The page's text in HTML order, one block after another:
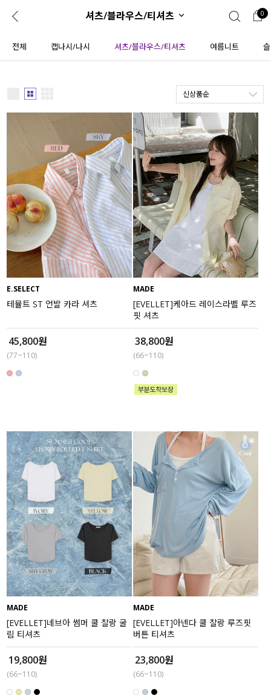
로그인 1초 회원가입 0
ENG
JP
회원혜택 입
CATEGORY COMMUNITY
도착보장⚡
인플루언서 pick!
신상 5%
베스트
MADE
세트할인 ~30%
살안타템
110사이즈
티셔츠
팬츠
셔츠
원피스
니트
수영복
아우터
스커트
언더웨어/파자마
코디템
ALL
익스클루시브
아우터
티셔츠
니트
블라우스
원피스
팬츠
스커트
언더웨어
ACC
셔츠/블라우스/티셔츠 0
전체 캡나시/나시 셔츠/블라우스/티셔츠 여름니트
신상품순
E.SELECT
테뮬트 ST 언발 카라 셔츠
45,800원
(77~110)
MADE
[EVELLET]케아드 레이스라벨 루즈
핏 셔츠
38,800원
(66~110)
MADE
[EVELLET]네브아 썸머 쿨 찰랑 굴
림 티셔츠
19,800원
(66~110)
MADE
[EVELLET]아넨다 쿨 찰랑 루즈핏
버튼 티셔츠
23,800원
(66~110)